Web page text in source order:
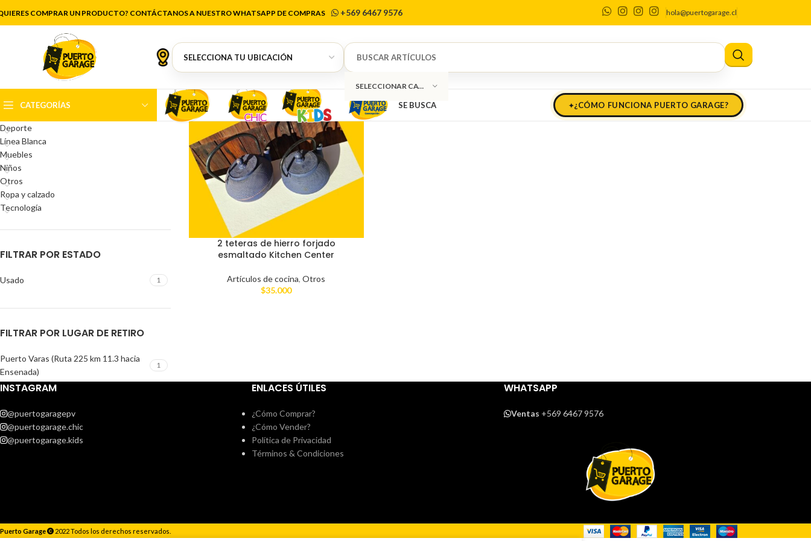
COMPRAR UN PRODUCTO? CONTÁCTANOS A NUESTRO WHATSAPP DE COMPRAS +569 6467 9576 hola@puertogarage.cl
SELECCIONAR CATEGORÍA
CATEGORÍAS SE BUSCA ¿CÓMO FUNCIONA PUERTO GARAGE?
Kitchen Center
CATEGORÍAS DEL PRODUCTO
Antigüedades
Artículos de cocina
Belleza
Deporte
Línea Blanca
Muebles
Niños
Otros
Ropa y calzado
Tecnología
FILTRAR POR ESTADO
Usado 1
FILTRAR POR LUGAR DE RETIRO
Puerto Varas (Ruta 225 km 11.3 hacia
Ensenada)
1
2 teteras de hierro forjado
esmaltado Kitchen Center
Artículos de cocina,Otros
$35.000
INSTAGRAM
@puertogaragepv
@puertogarage.chic
@puertogarage.kids
ENLACES ÚTILES
¿Cómo Comprar?
¿Cómo Vender?
Política de Privacidad
Términos & Condiciones
WHATSAPP
Ventas +569 6467 9576
Puerto Garage 2022 Todos los derechos reservados.